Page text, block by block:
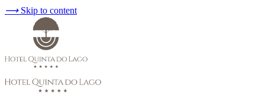
⟶Skip to content